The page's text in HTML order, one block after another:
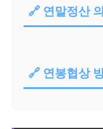
🔗 연말정산
🔗 연봉협상